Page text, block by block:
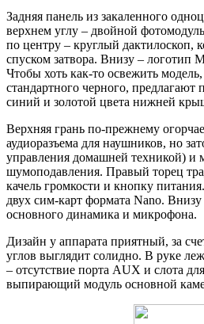
Задняя панель из закаленного
верхнем углу – двойной
по центру – круглый дактилоскоп,
спуском затвора. Внизу – логотип
Чтобы хоть как-то освежить
стандартного черного, предлагают
синий и золотой цвета нижней
Верхняя грань по-прежнему
аудиоразъема для наушников, но
управления домашней техникой) и
шумоподавления. Правый торец
качель громкости и кнопку
двух сим-карт формата Nano.
основного динамика и микрофона.
Дизайн у аппарата приятный, за
углов выглядит солидно. В руке
– отсутствие порта AUX и слота
выпирающий модуль основной